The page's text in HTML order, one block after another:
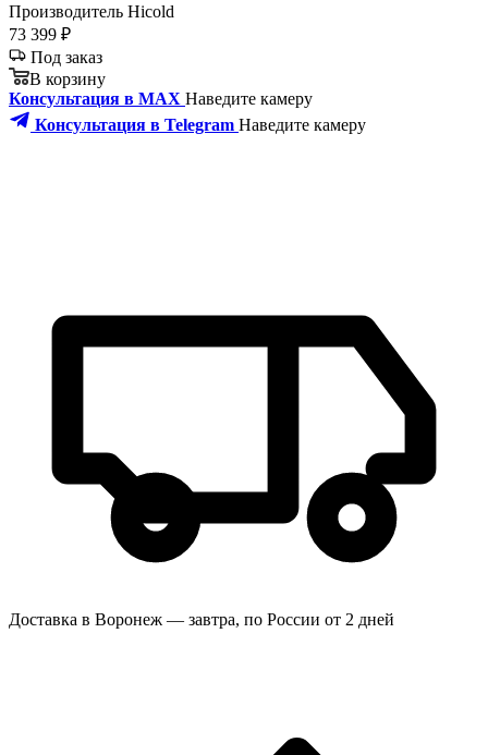
Производитель Hicold
73 399 ₽
Под заказ
В корзину
Консультация в MAX Наведите камеру
Консультация в Telegram Наведите камеру
Доставка в Воронеж — завтра, по России от 2 дней